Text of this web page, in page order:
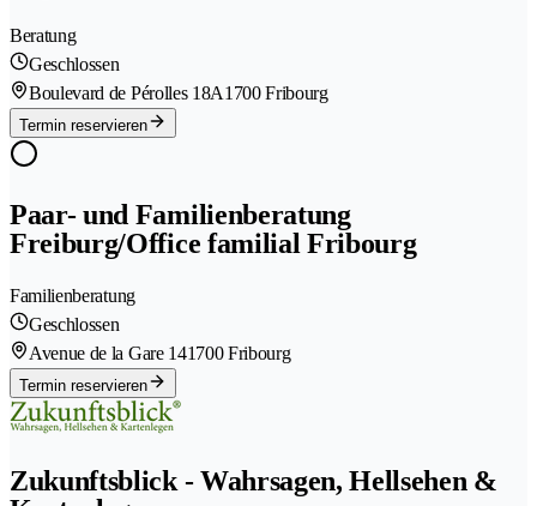
Beratung
Geschlossen
Boulevard de Pérolles 18A1700 Fribourg
Termin reservieren
Paar- und Familienberatung
Freiburg/Office familial Fribourg
Familienberatung
Geschlossen
Avenue de la Gare 141700 Fribourg
Termin reservieren
Zukunftsblick - Wahrsagen, Hellsehen &